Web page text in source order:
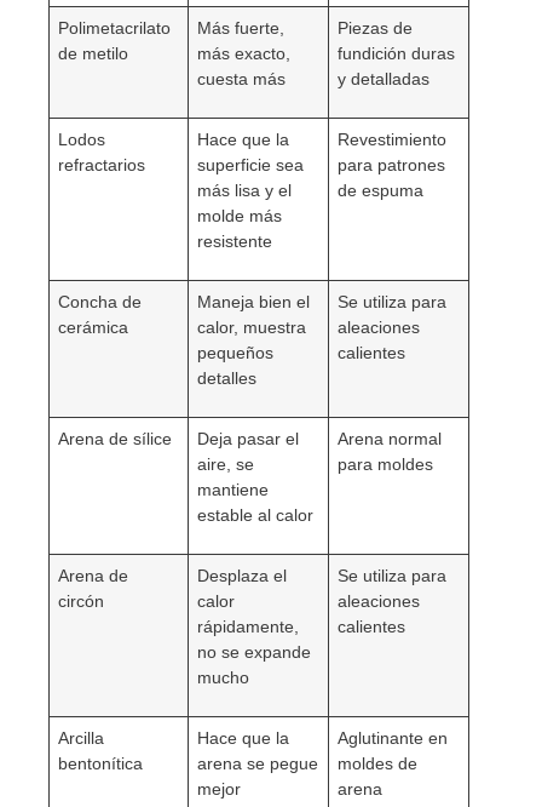
Polimetacrilato
de metilo
Más fuerte,
más exacto,
cuesta más
Piezas de
fundición duras
y detalladas
Lodos
refractarios
Hace que la
superficie sea
más lisa y el
molde más
resistente
Revestimiento
para patrones
de espuma
Concha de
cerámica
Maneja bien el
calor, muestra
pequeños
detalles
Se utiliza para
aleaciones
calientes
Arena de sílice
Deja pasar el
aire, se
mantiene
estable al calor
Arena normal
para moldes
Arena de
circón
Desplaza el
calor
rápidamente,
no se expande
mucho
Se utiliza para
aleaciones
calientes
Arcilla
bentonítica
Hace que la
arena se pegue
mejor
Aglutinante en
moldes de
arena